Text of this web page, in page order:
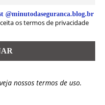
@minutodaseguranca.blog.br
os termos de privacidade
nossos termos de uso.